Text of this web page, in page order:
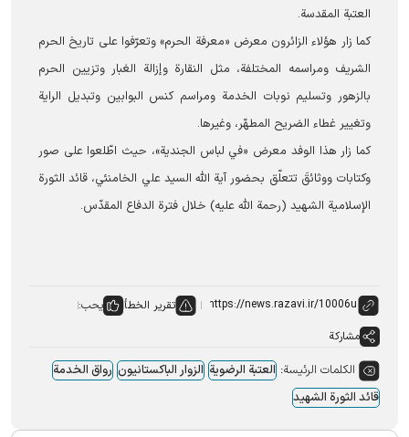
العتبة المقدسة.
كما زار هؤلاء الزائرون معرض «معرفة الحرم» وتعرّفوا على تاريخ الحرم
الشریف ومراسمه المختلفة، مثل النقارة وإزالة الغبار وتزيين الحرم
بالزهور وتسليم نوبات الخدمة ومراسم كنس البوابين وتبديل الراية
وتغيير غطاء الضريح المطهّر، وغيرها.
كما زار هذا الوفد معرض «في لباس الجندية»، حيث اطّلعوا على صور
وكتابات ووثائقَ تتعلّق بحضور آية الله السيد علي الخامنئي، قائد الثورة
الإسلامية الشهيد (رحمة الله عليه) خلال فترة الدفاع المقدّس.
تقرير الخطأ
يحب:
مشاركة
الكلمات الرئيسة: العتبة الرضویة الزوار الباکستانیون رواق الخدمة
قائد الثورة الشهید